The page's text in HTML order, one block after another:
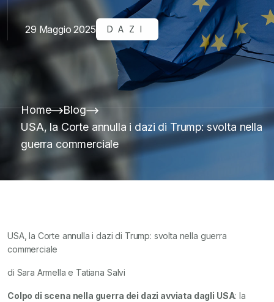
29 Maggio 2025 DAZI
Home
Blog
USA, la Corte annulla i dazi di Trump: svolta nella
guerra commerciale
USA, la Corte annulla i dazi di Trump: svolta nella guerra
commerciale
di Sara Armella e Tatiana Salvi
Colpo di scena nella guerra dei dazi avviata dagli USA: la